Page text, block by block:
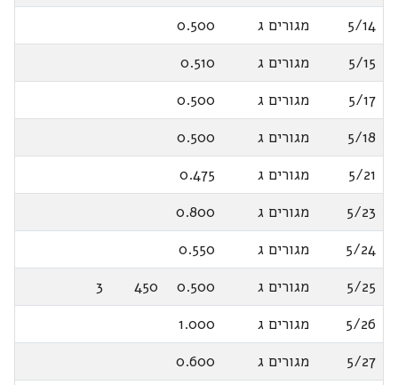
5/14
מגורים ג
0.500
5/15
מגורים ג
0.510
5/17
מגורים ג
0.500
5/18
מגורים ג
0.500
5/21
מגורים ג
0.475
5/23
מגורים ג
0.800
5/24
מגורים ג
0.550
5/25
מגורים ג 0.500
450
3
5/26
מגורים ג
1.000
5/27
מגורים ג
0.600